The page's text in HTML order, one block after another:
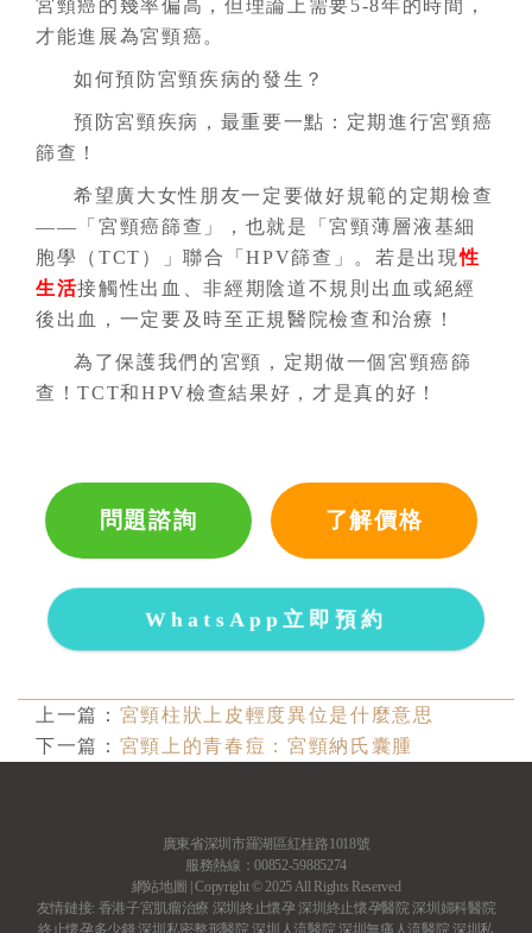
宮頸癌的幾率偏高，但理論上需要5-8年的時間，
才能進展為宮頸癌。
如何預防宮頸疾病的發生？
預防宮頸疾病，最重要一點：定期進行宮頸癌
篩查！
希望廣大女性朋友一定要做好規範的定期檢查
——「宮頸癌篩查」，也就是「宮頸薄層液基細
胞學（TCT）」聯合「HPV篩查」。若是出現性
生活接觸性出血、非經期陰道不規則出血或絕經
後出血，一定要及時至正規醫院檢查和治療！
為了保護我們的宮頸，定期做一個宮頸癌篩
查！TCT和HPV檢查結果好，才是真的好！
問題諮詢 了解價格
WhatsApp立即預約
上一篇： 宮頸柱狀上皮輕度異位是什麼意思
下一篇： 宮頸上的青春痘：宮頸納氏囊腫
廣東省深圳市羅湖區紅桂路1018號
服務熱線：00852-59885274
網站地圖 | Copyright © 2025 All Rights Reserved
友情鏈接: 香港子宮肌瘤治療 深圳終止懷孕深圳終止懷孕醫院深圳婦科醫院
終止懷孕多少錢深圳私密整形醫院 深圳人流醫院 深圳無痛人流醫院 深圳私